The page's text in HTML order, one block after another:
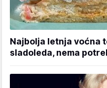
Najbolja letnja voćna
sladoleda, nema